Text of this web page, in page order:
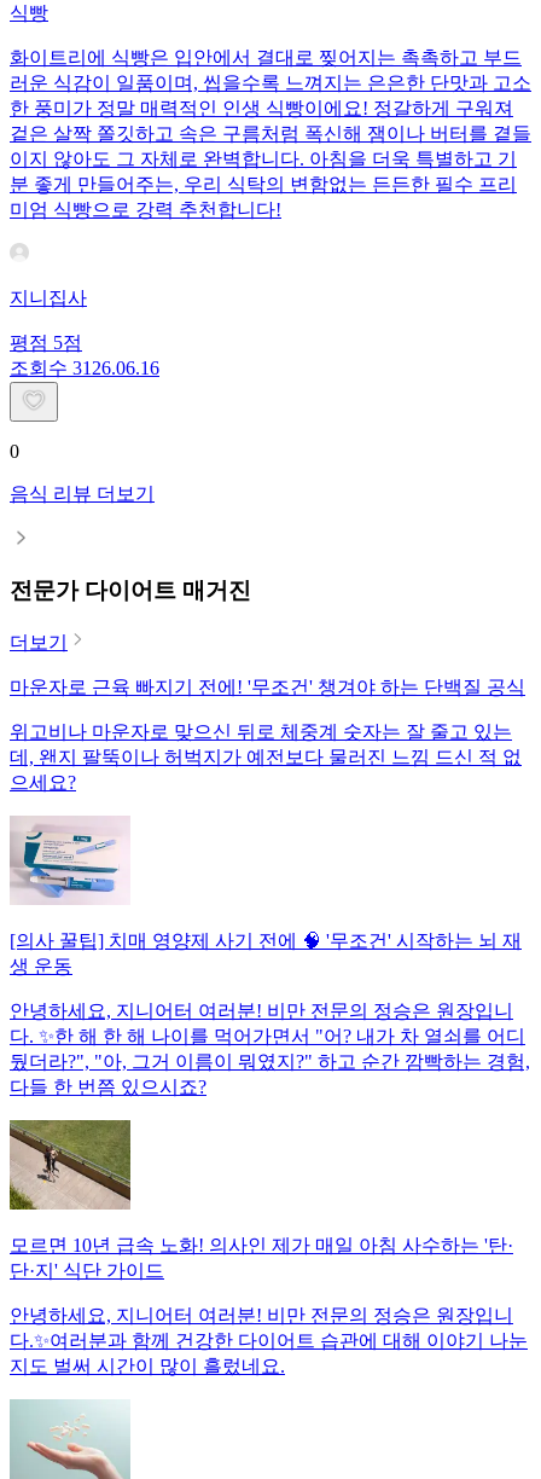
식빵
화이트리에 식빵은 입안에서 결대로 찢어지는 촉촉하고 부드
러운 식감이 일품이며, 씹을수록 느껴지는 은은한 단맛과 고소
한 풍미가 정말 매력적인 인생 식빵이에요! 정갈하게 구워져
겉은 살짝 쫄깃하고 속은 구름처럼 폭신해 잼이나 버터를 곁들
이지 않아도 그 자체로 완벽합니다. 아침을 더욱 특별하고 기
분 좋게 만들어주는, 우리 식탁의 변함없는 든든한 필수 프리
미엄 식빵으로 강력 추천합니다!
지니집사
평점 5점
조회수 31 26.06.16
0
음식 리뷰 더보기
전문가 다이어트 매거진
더보기
마운자로 근육 빠지기 전에! '무조건' 챙겨야 하는 단백질 공식
위고비나 마운자로 맞으신 뒤로 체중계 숫자는 잘 줄고 있는
데, 왠지 팔뚝이나 허벅지가 예전보다 물러진 느낌 드신 적 없
으세요?
[의사 꿀팁] 치매 영양제 사기 전에 🧠 '무조건' 시작하는 뇌 재
생 운동
안녕하세요, 지니어터 여러분! 비만 전문의 정승은 원장입니
다. ✨한 해 한 해 나이를 먹어가면서 "어? 내가 차 열쇠를 어디
뒀더라?", "아, 그거 이름이 뭐였지?" 하고 순간 깜빡하는 경험,
다들 한 번쯤 있으시죠?
모르면 10년 급속 노화! 의사인 제가 매일 아침 사수하는 '탄·
단·지' 식단 가이드
안녕하세요, 지니어터 여러분! 비만 전문의 정승은 원장입니
다.✨여러분과 함께 건강한 다이어트 습관에 대해 이야기 나눈
지도 벌써 시간이 많이 흘렀네요.